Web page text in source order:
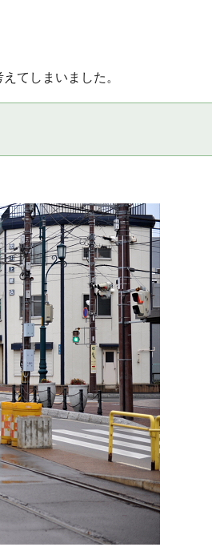
てしまいました。